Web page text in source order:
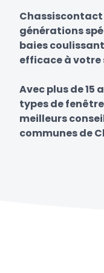
Chassiscontact
générations
baies
efficace à votre
Avec plus de
types de
meilleurs
communes de